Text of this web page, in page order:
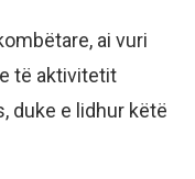
ai vuri
të aktivitetit
duke e lidhur këtë